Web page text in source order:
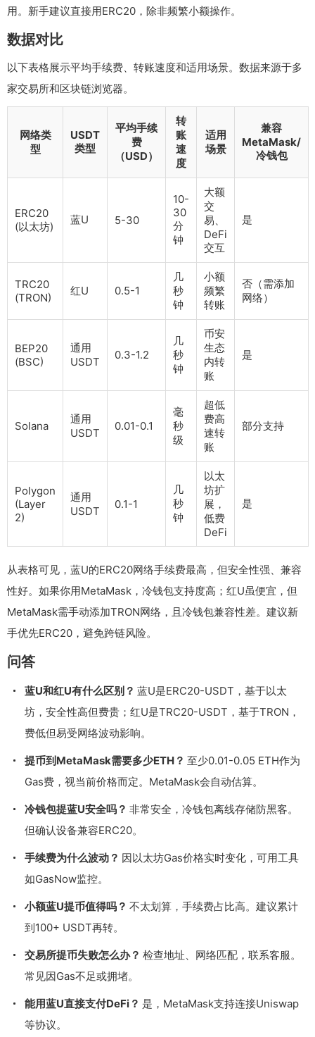
用。新手建议直接用ERC20，除非频繁小额操作。
数据对比
以下表格展示平均手续费、转账速度和适用场景。数据来源于多
家交易所和区块链浏览器。
网络类
型
USDT
类型
平均手续
费
（USD）
转
账
速
度
适用
场景
兼容
MetaMask/
冷钱包
ERC20
(以太坊)
蓝U 5-30
10-
30
分
钟
大额
交
易、
DeFi
交互
是
TRC20
(TRON)
红U 0.5-1
几
秒
钟
小额
频繁
转账
否（需添加
网络）
BEP20
(BSC)
通用
USDT
0.3-1.2
几
秒
钟
币安
生态
内转
账
是
Solana
通用
USDT
0.01-0.1
毫
秒
级
超低
费高
速转
账
部分支持
Polygon
(Layer
2)
通用
USDT
0.1-1
几
秒
钟
以太
坊扩
展，
低费
DeFi
是
从表格可见，蓝U的ERC20网络手续费最高，但安全性强、兼容
性好。如果你用MetaMask，冷钱包支持度高；红U虽便宜，但
MetaMask需手动添加TRON网络，且冷钱包兼容性差。建议新
手优先ERC20，避免跨链风险。
问答
蓝U和红U有什么区别？ 蓝U是ERC20-USDT，基于以太
坊，安全性高但费贵；红U是TRC20-USDT，基于TRON，
费低但易受网络波动影响。
提币到MetaMask需要多少ETH？ 至少0.01-0.05 ETH作为
Gas费，视当前价格而定。MetaMask会自动估算。
冷钱包提蓝U安全吗？ 非常安全，冷钱包离线存储防黑客。
但确认设备兼容ERC20。
手续费为什么波动？ 因以太坊Gas价格实时变化，可用工具
如GasNow监控。
小额蓝U提币值得吗？ 不太划算，手续费占比高。建议累计
到100+ USDT再转。
交易所提币失败怎么办？ 检查地址、网络匹配，联系客服。
常见因Gas不足或拥堵。
能用蓝U直接支付DeFi？ 是，MetaMask支持连接Uniswap
等协议。